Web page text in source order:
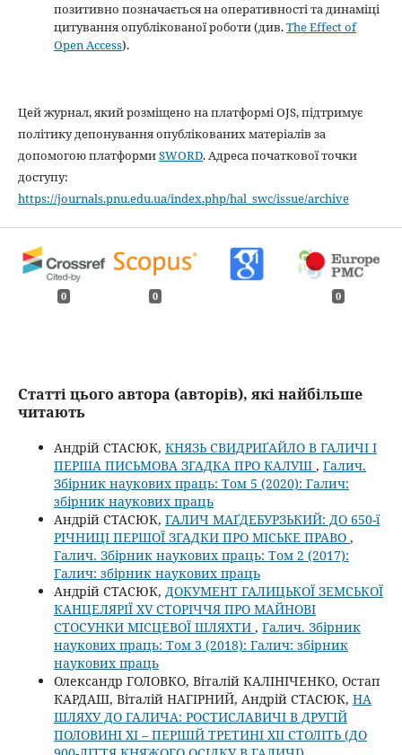
позитивно позначається на оперативності та динаміці
цитування опублікованої роботи (див.The Effect of
Open Access).
Цей журнал, який розміщено на платформі OJS, підтримує
політику депонування опублікованих матеріалів за
допомогою платформиSWORD. Адреса початкової точки
доступу:
https://journals.pnu.edu.ua/index.php/hal_swc/issue/archive
0 0 0
Статті цього автора (авторів), які найбільше
читають
Андрій СТАСЮК, КНЯЗЬ СВИДРИҐАЙЛО В ГАЛИЧІ І
ПЕРША ПИСЬМОВА ЗГАДКА ПРО КАЛУШ , Галич.
Збірник наукових праць: Том 5 (2020): Галич:
збірник наукових праць
Андрій СТАСЮК, ГАЛИЧ МАҐДЕБУРЗЬКИЙ: ДО 650-ї
РІЧНИЦІ ПЕРШОЇ ЗГАДКИ ПРО МІСЬКЕ ПРАВО ,
Галич. Збірник наукових праць: Том 2 (2017):
Галич: збірник наукових праць
Андрій СТАСЮК, ДОКУМЕНТ ГАЛИЦЬКОЇ ЗЕМСЬКОЇ
КАНЦЕЛЯРІЇ XV СТОРІЧЧЯ ПРО МАЙНОВІ
СТОСУНКИ МІСЦЕВОЇ ШЛЯХТИ , Галич. Збірник
наукових праць: Том 3 (2018): Галич: збірник
наукових праць
Олександр ГОЛОВКО, Віталій КАЛІНІЧЕНКО, Остап
КАРДАШ, Віталій НАГІРНИЙ, Андрій СТАСЮК, НА
ШЛЯХУ ДО ГАЛИЧА: РОСТИСЛАВИЧІ В ДРУГІЙ
ПОЛОВИНІ ХІ – ПЕРШІЙ ТРЕТИНІ ХІІ СТОЛІТЬ (ДО